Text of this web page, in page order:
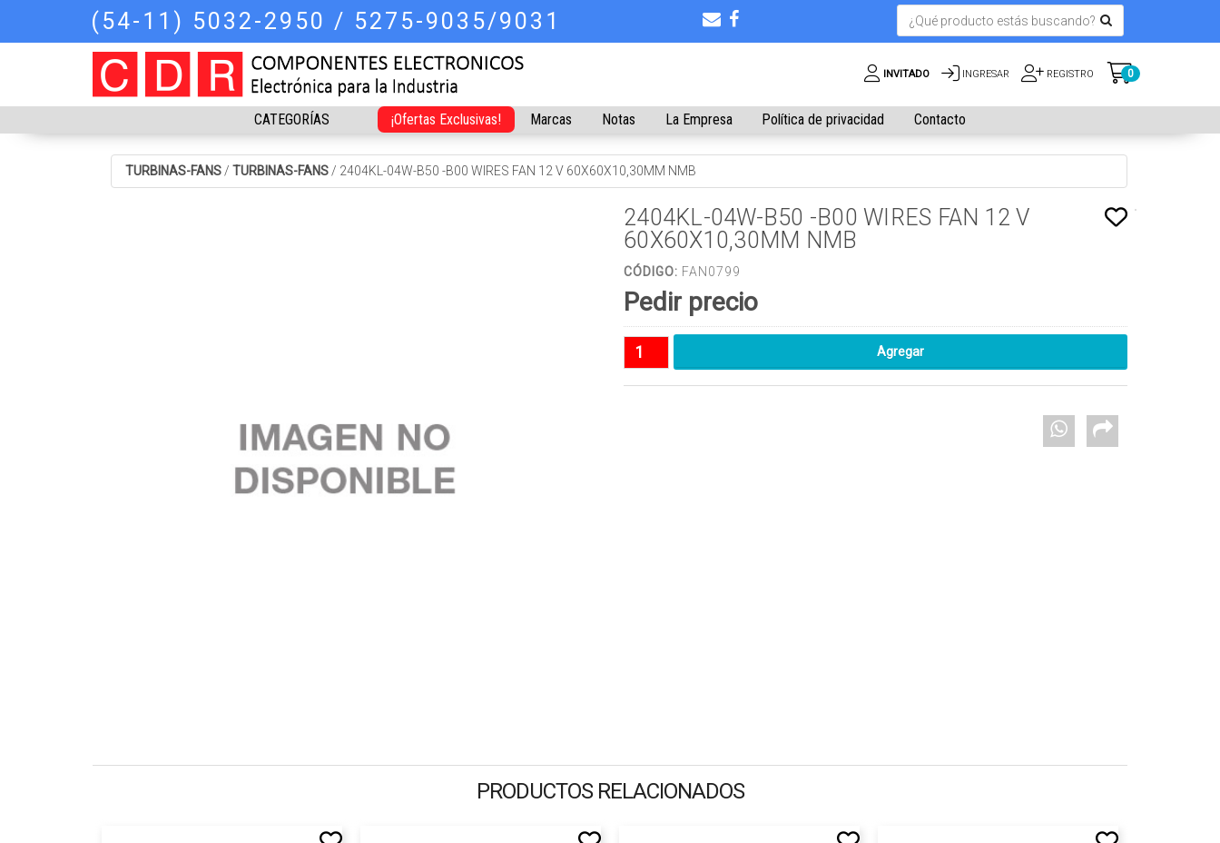
(54-11) 5032-2950 / 5275-9035/9031
INVITADO INGRESAR REGISTRO 0
CATEGORÍAS ¡Ofertas Exclusivas! Marcas Notas La Empresa Política de privacidad Contacto
TURBINAS-FANS / TURBINAS-FANS / 2404KL-04W-B50 -B00 WIRES FAN 12 V 60X60X10,30MM NMB
2404KL-04W-B50 -B00 WIRES FAN 12 V
60X60X10,30MM NMB
CÓDIGO: FAN0799
Pedir precio
PRODUCTOS RELACIONADOS